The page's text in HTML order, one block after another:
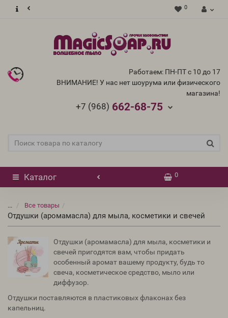
0
Работаем: ПН-ПТ с 10 до 17
ВНИМАНИЕ! У нас нет шоурума или физического
магазина!
+7 (968) 662-68-75
Каталог 0
... Все товары
Отдушки (аромамасла) для мыла, косметики и свечей
Отдушки (аромамасла) для мыла, косметики и
свечей пригодятся вам, чтобы придать
особенный аромат вашему продукту, будь то
свеча, косметическое средство, мыло или
диффузор.
Отдушки поставляются в пластиковых флаконах без
капельниц.